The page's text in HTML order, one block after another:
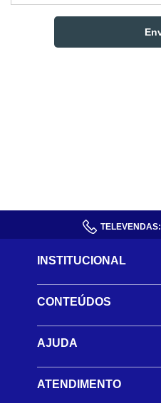
TELEVENDAS:
INSTITUCIONAL
CONTEÚDOS
AJUDA
ATENDIMENTO